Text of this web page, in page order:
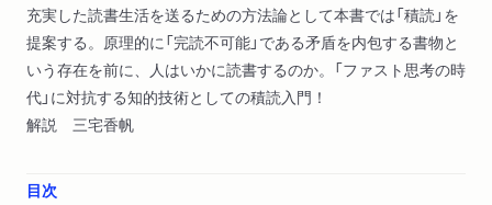
充実した読書生活を送るための方法論として本書では「積読」を
提案する。原理的に「完読不可能」である矛盾を内包する書物と
いう存在を前に、人はいかに読書するのか。「ファスト思考の時
代」に対抗する知的技術としての積読入門！
解説 三宅香帆
目次